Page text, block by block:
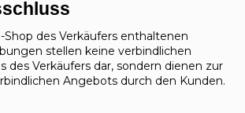
Shop des Verkäufers enthaltenen
stellen keine verbindlichen
des Verkäufers dar, sondern dienen zur
Angebots durch den Kunden.